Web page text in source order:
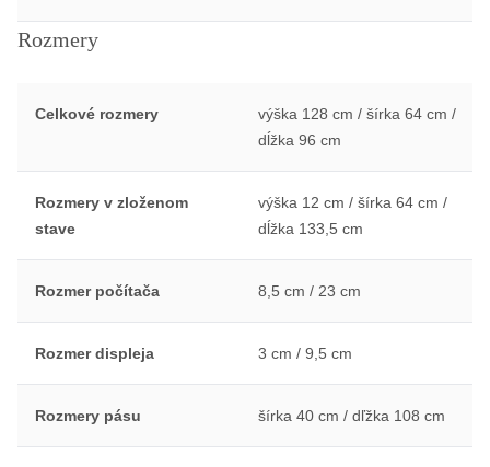
Rozmery
Celkové rozmery
výška 128 cm / šírka 64 cm /
dĺžka 96 cm
Rozmery v zloženom
stave
výška 12 cm / šírka 64 cm /
dĺžka 133,5 cm
Rozmer počítača 8,5 cm / 23 cm
Rozmer displeja 3 cm / 9,5 cm
Rozmery pásu šírka 40 cm / dľžka 108 cm